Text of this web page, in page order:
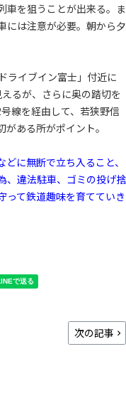
車を狙うことが出来る。ま
には注意が必要。朝から夕
ライブイン富士」付近に
るが、さらに奥の踏切を
線を経由して、若狭野信
ある所がポイント。
に無断で立ち入ること、
、違法駐車、ゴミの投げ捨
って鉄道趣味を育てていき
次の記事